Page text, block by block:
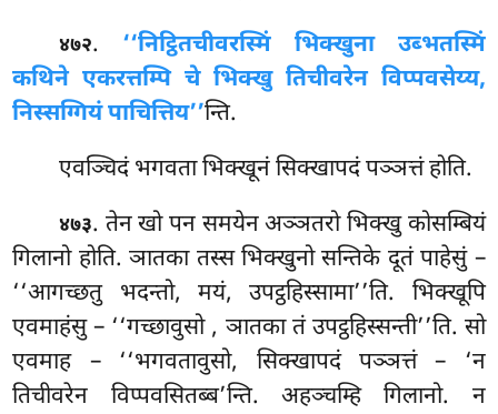
४७२. ‘‘निट्ठितचीवरस्मिं भिक्खुना उब्भतस्मिं
कथिने एकरत्तम्पि चे भिक्खु तिचीवरेन विप्पवसेय्य,
निस्सग्गियं पाचित्तिय’’न्ति.
एवञ्चिदं भगवता भिक्खूनं सिक्खापदं पञ्ञत्तं होति.
४७३. तेन खो पन समयेन अञ्ञतरो भिक्खु कोसम्बियं
गिलानो होति. ञातका तस्स भिक्खुनो सन्तिके दूतं पाहेसुं –
‘‘आगच्छतु भदन्तो, मयं, उपट्ठहिस्सामा’’ति. भिक्खूपि
एवमाहंसु – ‘‘गच्छावुसो , ञातका तं उपट्ठहिस्सन्ती’’ति. सो
एवमाह – ‘‘भगवतावुसो, सिक्खापदं पञ्ञत्तं – ‘न
तिचीवरेन विप्पवसितब्ब’न्ति. अहञ्चम्हि गिलानो. न